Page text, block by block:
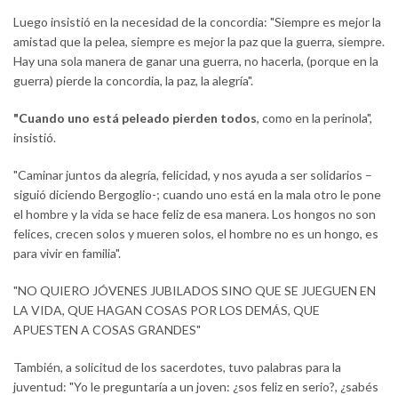
Luego insistió en la necesidad de la concordia: "Siempre es mejor la
amistad que la pelea, siempre es mejor la paz que la guerra, siempre.
Hay una sola manera de ganar una guerra, no hacerla, (porque en la
guerra) pierde la concordia, la paz, la alegría".
"Cuando uno está peleado pierden todos, como en la perinola",
insistió.
"Caminar juntos da alegría, felicidad, y nos ayuda a ser solidarios –
siguió diciendo Bergoglio-; cuando uno está en la mala otro le pone
el hombre y la vida se hace feliz de esa manera. Los hongos no son
felices, crecen solos y mueren solos, el hombre no es un hongo, es
para vivir en familia".
"NO QUIERO JÓVENES JUBILADOS SINO QUE SE JUEGUEN EN
LA VIDA, QUE HAGAN COSAS POR LOS DEMÁS, QUE
APUESTEN A COSAS GRANDES"
También, a solicitud de los sacerdotes, tuvo palabras para la
juventud: "Yo le preguntaría a un joven: ¿sos feliz en serio?, ¿sabés